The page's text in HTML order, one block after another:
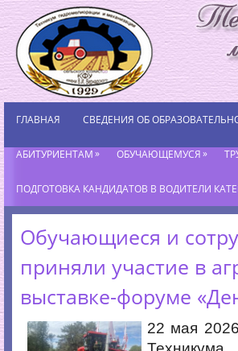
ГЛАВНАЯ СВЕДЕНИЯ ОБ
АБИТУРИЕНТАМ» ОБУЧАЮЩЕМУСЯ»
ПОДГОТОВКА КАНДИДАТОВ В ВОДИТЕЛИ
Обучающиеся и
приняли участие в
выставке-форуме
22 мая